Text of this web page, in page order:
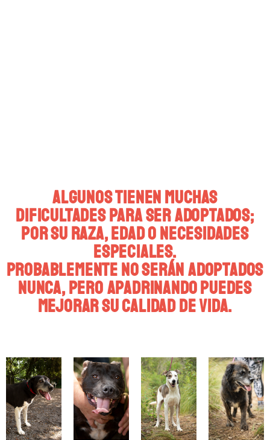
Algunos tienen muchas
dificultades para ser adoptados;
por su raza, edad o necesidades
especiales.
Probablemente no serán adoptados
nunca, pero apadrinando puedes
mejorar su calidad de vida.